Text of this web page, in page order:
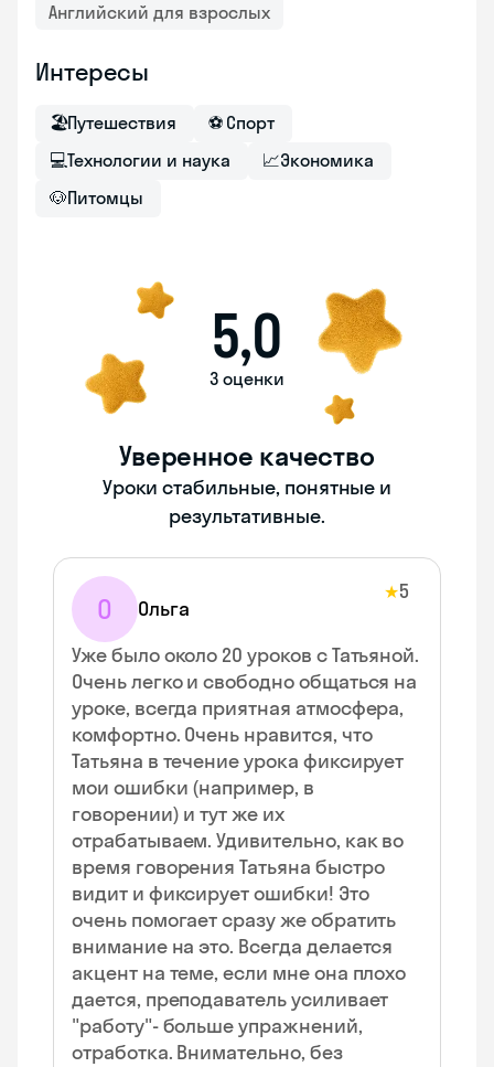
Английский для взрослых
Интересы
🏖Путешествия ⚽ Спорт
💻Технологии и наука 📈Экономика
🐶Питомцы
5,0
3 оценки
Уверенное качество
Уроки стабильные, понятные и
результативные.
О Ольга
★5
Уже было около 20 уроков с Татьяной.
Очень легко и свободно общаться на
уроке, всегда приятная атмосфера,
комфортно. Очень нравится, что
Татьяна в течение урока фиксирует
мои ошибки (например, в
говорении) и тут же их
отрабатываем. Удивительно, как во
время говорения Татьяна быстро
видит и фиксирует ошибки! Это
очень помогает сразу же обратить
внимание на это. Всегда делается
акцент на теме, если мне она плохо
дается, преподаватель усиливает
"работу"- больше упражнений,
отработка. Внимательно, без